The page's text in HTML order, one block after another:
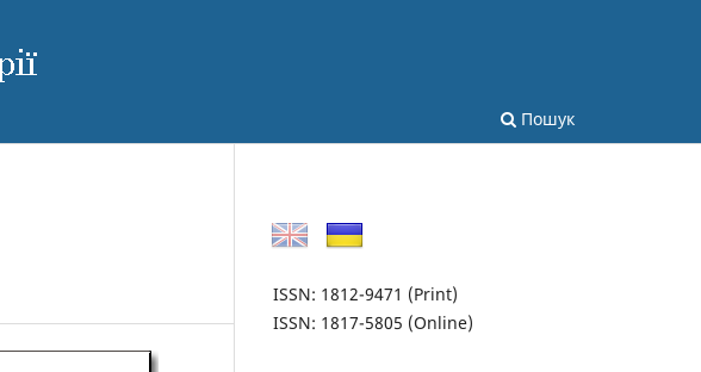
Пошук
ISSN: 1812-9471 (Print)
ISSN: 1817-5805 (Online)